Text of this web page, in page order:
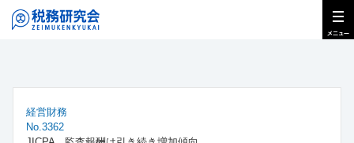
経営財務
No.3362